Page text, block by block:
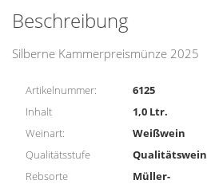
1,0l
Menge
Beschreibung
Silberne Kammerpreismünze 2025
Artikelnummer:
6125
Inhalt
1,0 Ltr.
Weinart:
Weißwein
Qualitätsstufe
Qualitätswein
Rebsorte
Müller-